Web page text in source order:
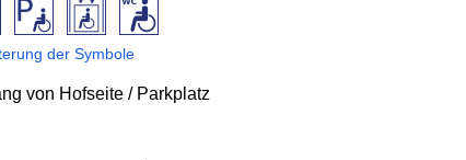
der Symbole
von Hofseite / Parkplatz